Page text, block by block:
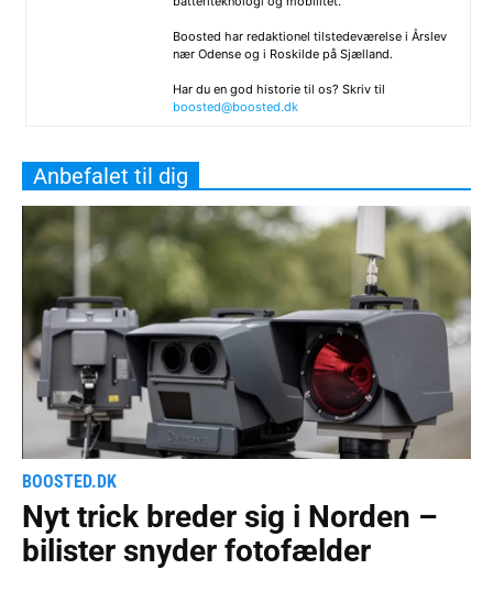
Boosted har redaktionel tilstedeværelse i Årslev
nær Odense og i Roskilde på Sjælland.
Har du en god historie til os? Skriv til
boosted@boosted.dk